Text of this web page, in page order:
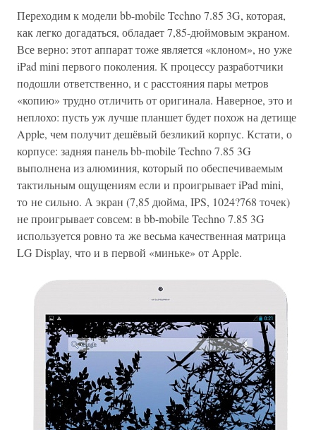
Переходим к модели bb-mobile Techno 7.85 3G, которая,
как легко догадаться, обладает 7,85-дюймовым экраном.
Все верно: этот аппарат тоже является «клоном», но уже
iPad mini первого поколения. К процессу разработчики
подошли ответственно, и с расстояния пары метров
«копию» трудно отличить от оригинала. Наверное, это и
неплохо: пусть уж лучше планшет будет похож на детище
Apple, чем получит дешёвый безликий корпус. Кстати, о
корпусе: задняя панель bb-mobile Techno 7.85 3G
выполнена из алюминия, который по обеспечиваемым
тактильным ощущениям если и проигрывает iPad mini,
то не сильно. А экран (7,85 дюйма, IPS, 1024?768 точек)
не проигрывает совсем: в bb-mobile Techno 7.85 3G
используется ровно та же весьма качественная матрица
LG Display, что и в первой «миньке» от Apple.